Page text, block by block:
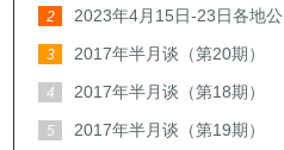
节
2
2023年4月15日-23日各地公
务员面试真题汇总
3
2017年半月谈（第20期）
（精选）
4
2017年半月谈（第18期）
（精选）
5
2017年半月谈（第19期）